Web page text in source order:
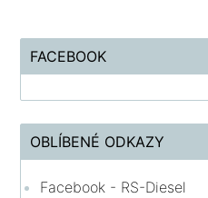
FACEBOOK
OBLÍBENÉ ODKAZY
Facebook - RS-Diesel